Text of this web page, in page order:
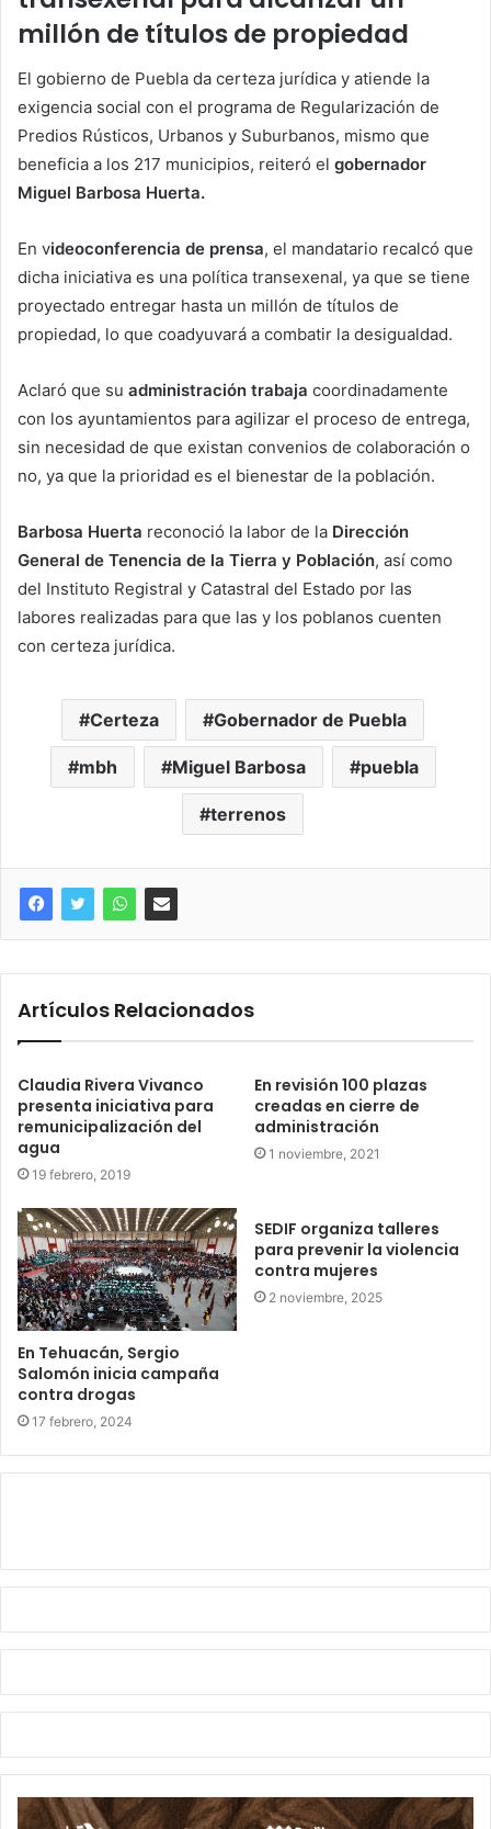
millón de títulos de propiedad
El gobierno de Puebla da certeza jurídica y atiende la
exigencia social con el programa de Regularización de
Predios Rústicos, Urbanos y Suburbanos, mismo que
beneficia a los 217 municipios, reiteró el gobernador
Miguel Barbosa Huerta.
En videoconferencia de prensa, el mandatario recalcó que
dicha iniciativa es una política transexenal, ya que se tiene
proyectado entregar hasta un millón de títulos de
propiedad, lo que coadyuvará a combatir la desigualdad.
Aclaró que su administración trabaja coordinadamente
con los ayuntamientos para agilizar el proceso de entrega,
sin necesidad de que existan convenios de colaboración o
no, ya que la prioridad es el bienestar de la población.
Barbosa Huerta reconoció la labor de la Dirección
General de Tenencia de la Tierra y Población, así como
del Instituto Registral y Catastral del Estado por las
labores realizadas para que las y los poblanos cuenten
con certeza jurídica.
Certeza Gobernador de Puebla
mbh Miguel Barbosa puebla
terrenos
Artículos Relacionados
Claudia Rivera Vivanco
presenta iniciativa para
remunicipalización del
agua
19 febrero, 2019
En revisión 100 plazas
creadas en cierre de
administración
1 noviembre, 2021
En Tehuacán, Sergio
Salomón inicia campaña
contra drogas
17 febrero, 2024
SEDIF organiza talleres
para prevenir la violencia
contra mujeres
2 noviembre, 2025